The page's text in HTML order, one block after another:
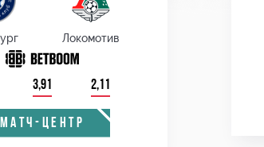
Локомотив
3,91 2,11
МАТЧ-ЦЕНТР